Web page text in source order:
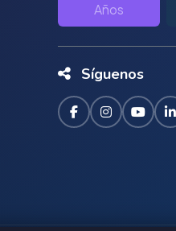
Años
Síguenos